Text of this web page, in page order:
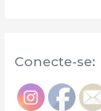
Conecte-se: